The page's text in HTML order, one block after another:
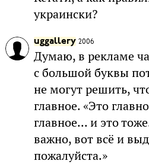
украински?
uggallery 2006
Думаю, в рекламе
с большой буквы
не могут решить,
главное. «Это
главное... и это
важно, вот всё и
пожалуйста.»